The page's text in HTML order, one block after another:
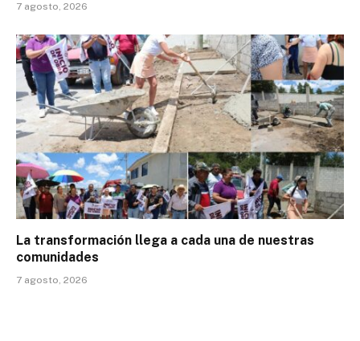
7 agosto, 2026
La transformación llega a cada una de nuestras
comunidades
7 agosto, 2026